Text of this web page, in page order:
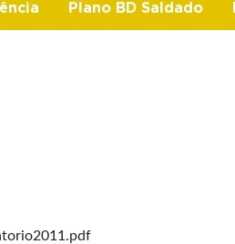
Plano BD Saldado